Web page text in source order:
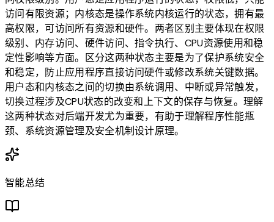
访问有限资源；内核态是操作系统内核运行的状态，拥有最
高权限，可访问所有资源和硬件。两者区别主要体现在权限
级别、内存访问、硬件访问、指令执行、CPU资源使用和稳
定性影响等方面。区分这两种状态主要是为了保护系统安全
和稳定，防止应用程序直接访问硬件或修改系统关键数据。
用户态和内核态之间的切换由系统调用、中断或异常触发，
切换过程涉及CPU状态的改变和上下文的保存与恢复。理解
这两种状态对后端开发尤为重要，有助于理解程序性能瓶
颈、系统资源管理及安全机制设计原理。
智能总结